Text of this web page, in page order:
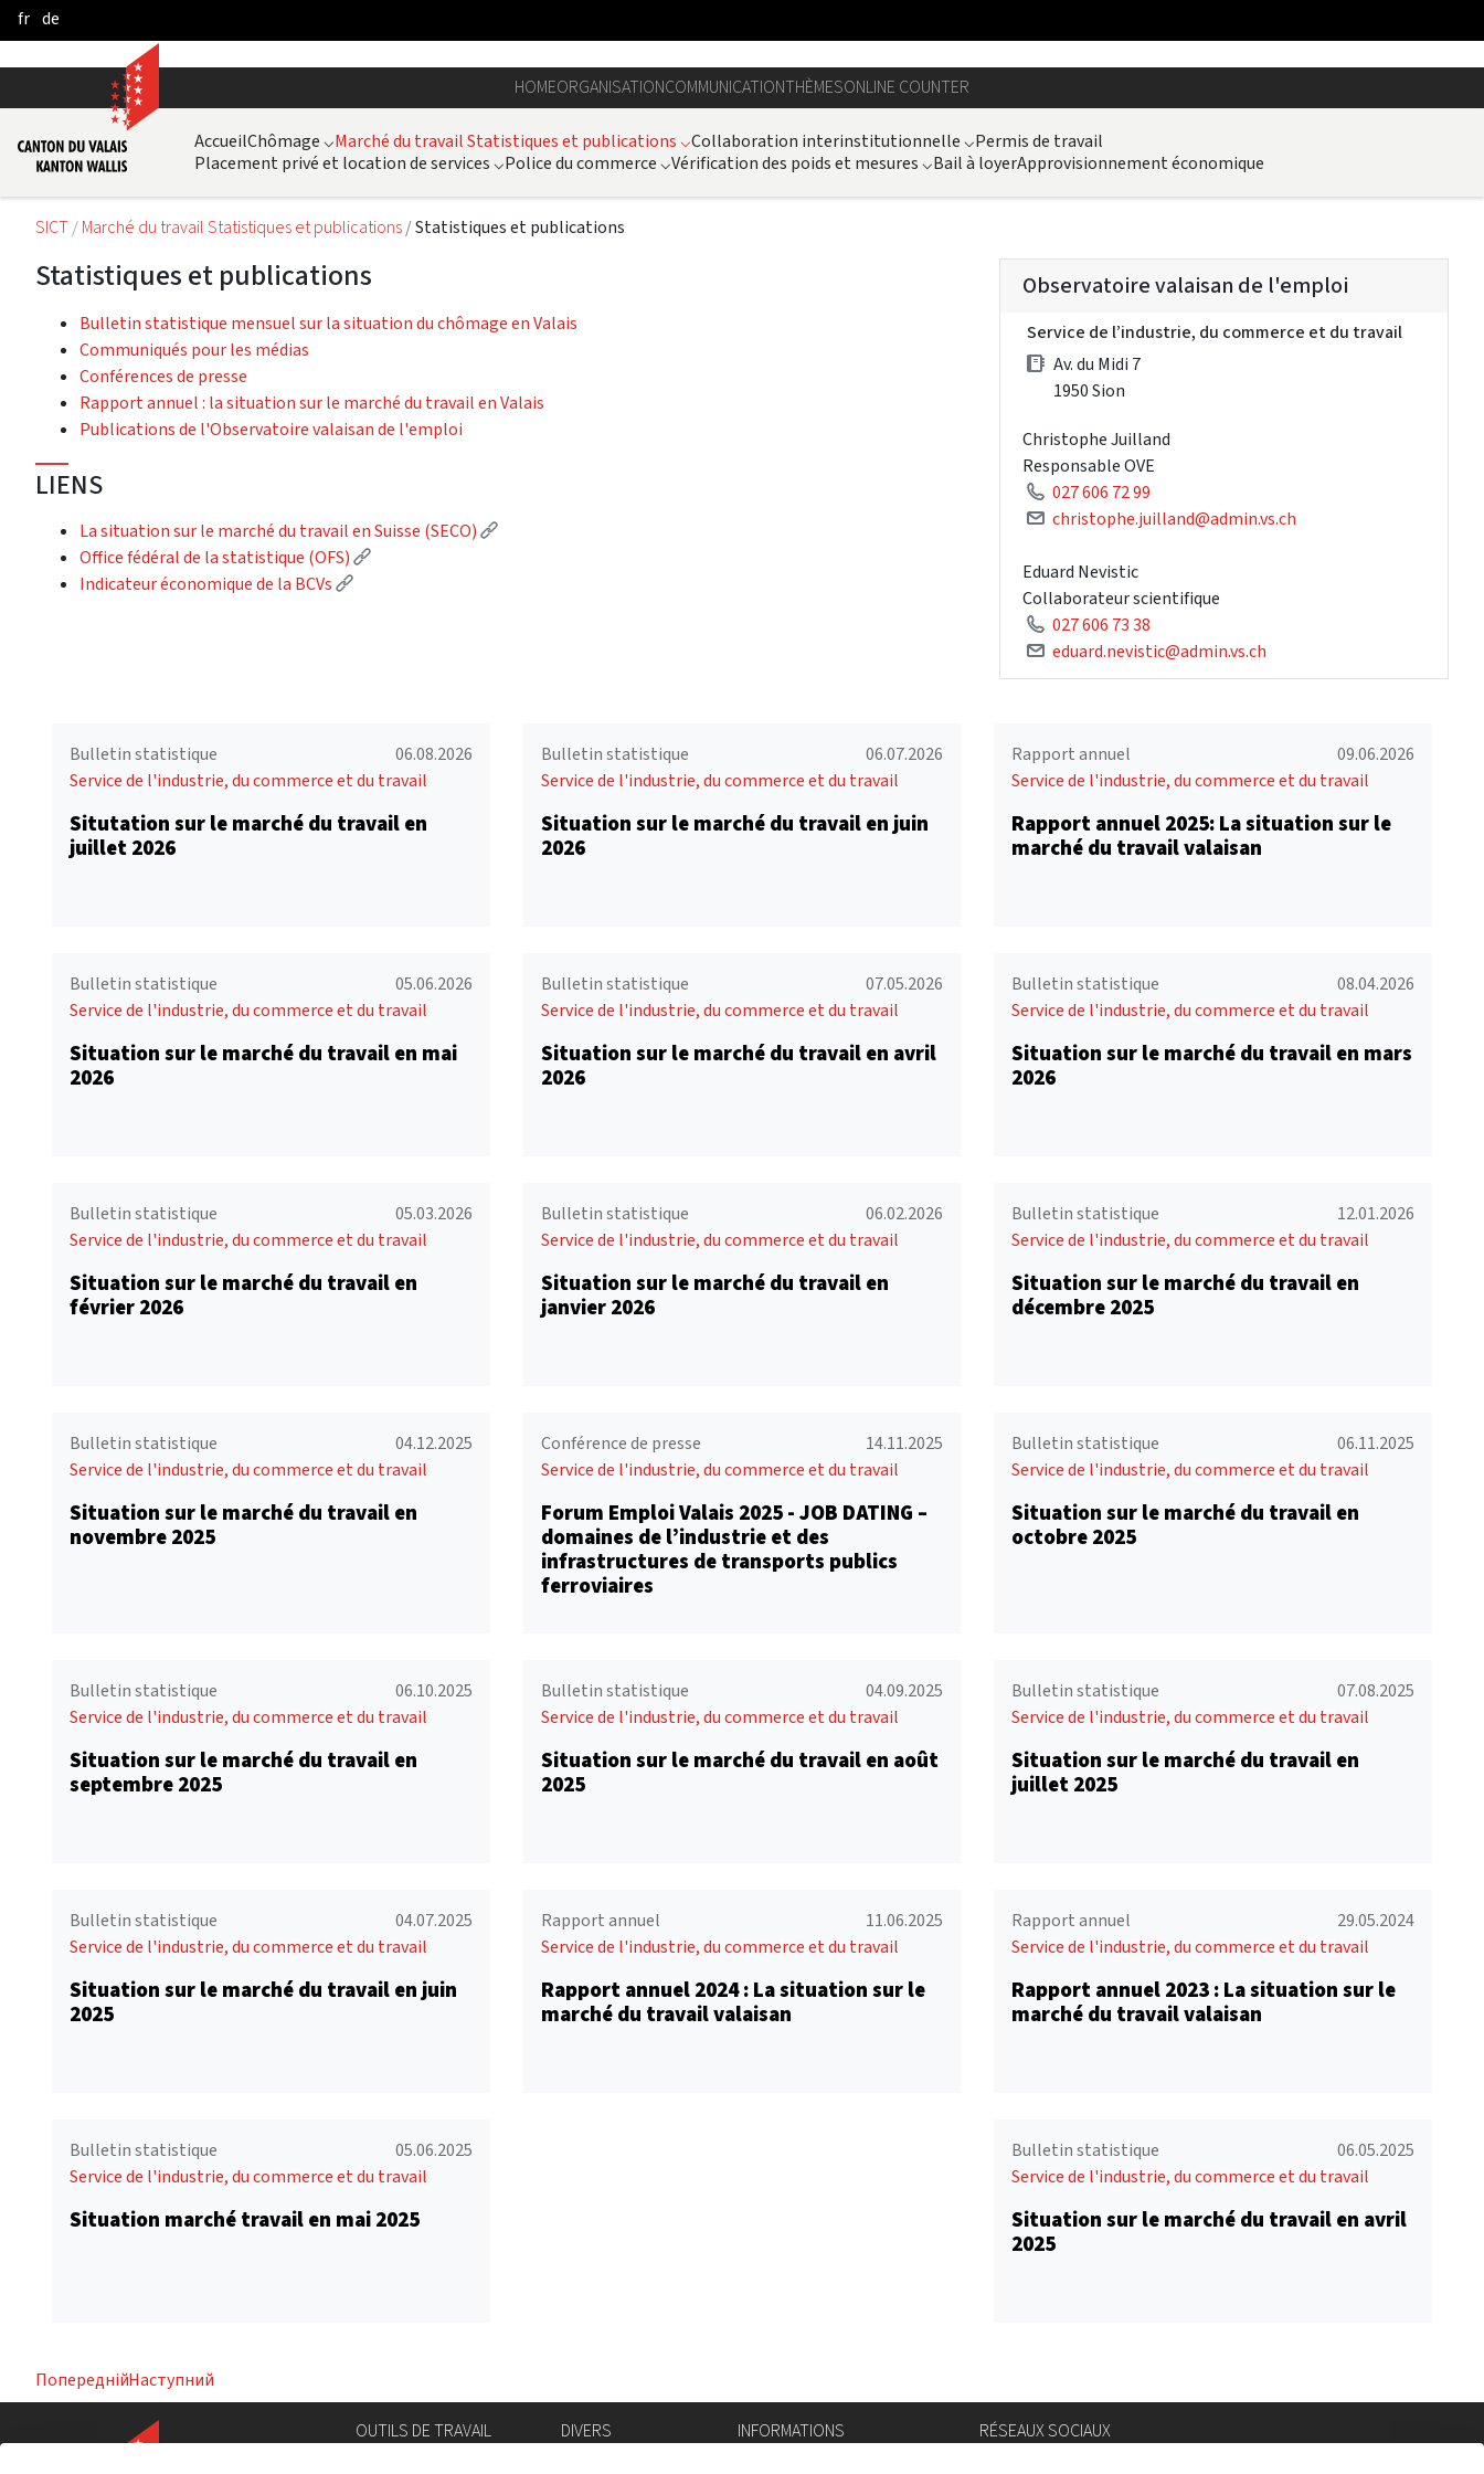
Skip to Main Content
fr de
HOMEORGANISATIONCOMMUNICATIONTHÈMESONLINE COUNTER
AccueilChômage ⌵Marché du travail Statistiques et publications ⌵Collaboration interinstitutionnelle ⌵Permis de travail
Placement privé et location de services ⌵Police du commerce ⌵Vérification des poids et mesures ⌵Bail à loyerApprovisionnement économique
SICT Marché du travail Statistiques et publications Statistiques et publications
Statistiques et publications
Bulletin statistique mensuel sur la situation du chômage en Valais
Communiqués pour les médias
Conférences de presse
Rapport annuel : la situation sur le marché du travail en Valais
Publications de l'Observatoire valaisan de l'emploi
LIENS
La situation sur le marché du travail en Suisse (SECO)
(External link)
Office fédéral de la statistique (OFS)
(External link)
Indicateur économique de la BCVs
(External link)
Observatoire valaisan de l'emploi
Service de l’industrie, du commerce et du travail
Av. du Midi 7
1950 Sion
Christophe Juilland
Responsable OVE
027 606 72 99
christophe.juilland@admin.vs.ch
Eduard Nevistic
Collaborateur scientifique
027 606 73 38
eduard.nevistic@admin.vs.ch
Bulletin statistique
06.08.2026
Service de l'industrie, du commerce et du travail
Situtation sur le marché du travail en
juillet 2026
Bulletin statistique
06.07.2026
Service de l'industrie, du commerce et du travail
Situation sur le marché du travail en juin
2026
Rapport annuel
09.06.2026
Service de l'industrie, du commerce et du travail
Rapport annuel 2025: La situation sur le
marché du travail valaisan
Bulletin statistique
05.06.2026
Service de l'industrie, du commerce et du travail
Situation sur le marché du travail en mai
2026
Bulletin statistique
07.05.2026
Service de l'industrie, du commerce et du travail
Situation sur le marché du travail en avril
2026
Bulletin statistique
08.04.2026
Service de l'industrie, du commerce et du travail
Situation sur le marché du travail en mars
2026
Bulletin statistique
05.03.2026
Service de l'industrie, du commerce et du travail
Situation sur le marché du travail en
février 2026
Bulletin statistique
06.02.2026
Service de l'industrie, du commerce et du travail
Situation sur le marché du travail en
janvier 2026
Bulletin statistique
12.01.2026
Service de l'industrie, du commerce et du travail
Situation sur le marché du travail en
décembre 2025
Bulletin statistique
04.12.2025
Service de l'industrie, du commerce et du travail
Situation sur le marché du travail en
novembre 2025
Conférence de presse
14.11.2025
Service de l'industrie, du commerce et du travail
Forum Emploi Valais 2025 - JOB DATING –
domaines de l’industrie et des
infrastructures de transports publics
ferroviaires
Bulletin statistique
06.11.2025
Service de l'industrie, du commerce et du travail
Situation sur le marché du travail en
octobre 2025
Bulletin statistique
06.10.2025
Service de l'industrie, du commerce et du travail
Situation sur le marché du travail en
septembre 2025
Bulletin statistique
04.09.2025
Service de l'industrie, du commerce et du travail
Situation sur le marché du travail en août
2025
Bulletin statistique
07.08.2025
Service de l'industrie, du commerce et du travail
Situation sur le marché du travail en
juillet 2025
Bulletin statistique
04.07.2025
Service de l'industrie, du commerce et du travail
Situation sur le marché du travail en juin
2025
Rapport annuel
11.06.2025
Service de l'industrie, du commerce et du travail
Rapport annuel 2024 : La situation sur le
marché du travail valaisan
Rapport annuel
29.05.2024
Service de l'industrie, du commerce et du travail
Rapport annuel 2023 : La situation sur le
marché du travail valaisan
Bulletin statistique
05.06.2025
Service de l'industrie, du commerce et du travail
Situation marché travail en mai 2025
Bulletin statistique
06.05.2025
Service de l'industrie, du commerce et du travail
Situation sur le marché du travail en avril
2025
ПопереднійНаступний
OUTILS DE TRAVAIL
DIVERS
INFORMATIONS
RÉSEAUX SOCIAUX